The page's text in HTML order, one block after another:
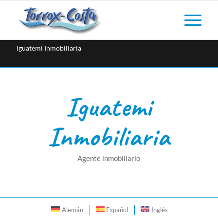
Iguatemi Inmobiliaria
Iguatemi
Inmobiliaria
Agente inmobiliario
Alemán Español Inglés